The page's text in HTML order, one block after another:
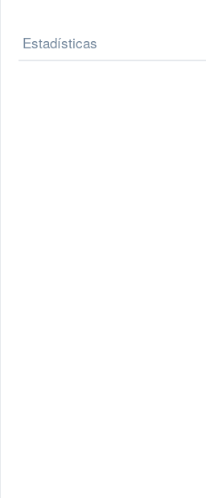
Estadísticas